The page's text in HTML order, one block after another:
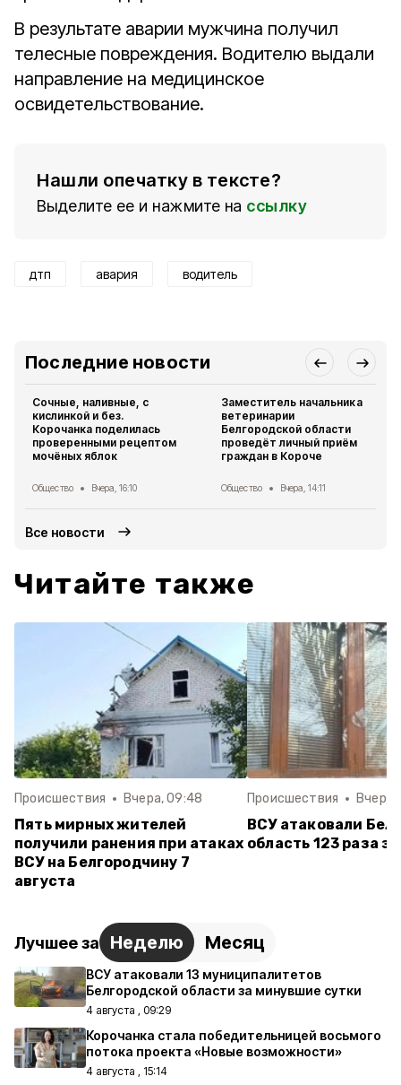
В результате аварии мужчина получил
телесные повреждения. Водителю выдали
направление на медицинское
освидетельствование.
Нашли опечатку в тексте?
Выделите ее и нажмите на ссылку
дтп авария водитель
Последние новости
Сочные, наливные, с
кислинкой и без.
Корочанка поделилась
проверенными рецептом
мочёных яблок
Общество Вчера, 16:10
Заместитель начальника
ветеринарии
Белгородской области
проведёт личный приём
граждан в Короче
Общество Вчера, 14:11
Все новости
Читайте также
Происшествия Вчера, 09:48
Пять мирных жителей
получили ранения при атаках
ВСУ на Белгородчину 7
августа
Происшествия Вчера,
ВСУ атаковали
область 123 раза
Лучшее за Неделю Месяц
ВСУ атаковали 13 муниципалитетов
Белгородской области за минувшие сутки
4 августа , 09:29
Корочанка стала победительницей восьмого
потока проекта «Новые возможности»
4 августа , 15:14